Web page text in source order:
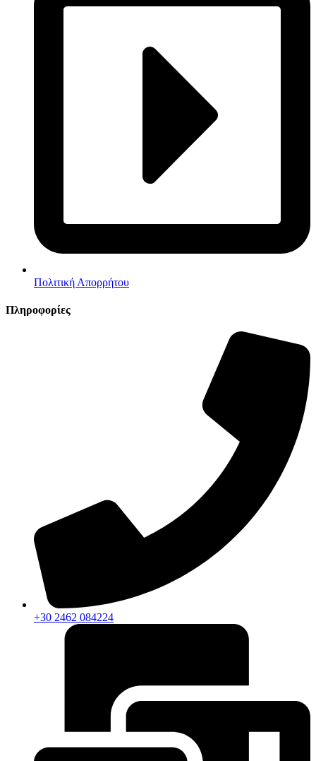
Πολιτική Απορρήτου
Πληροφορίες
+30 2462 084224